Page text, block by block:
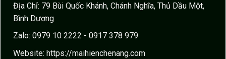
Địa Chỉ: 79 Bùi Quốc Khánh, Chánh Nghĩa, Thủ Dầu Một,
Bình Dương
Zalo: 0979 10 2222 - 0917 378 979
Website: https://maihienchenang.com